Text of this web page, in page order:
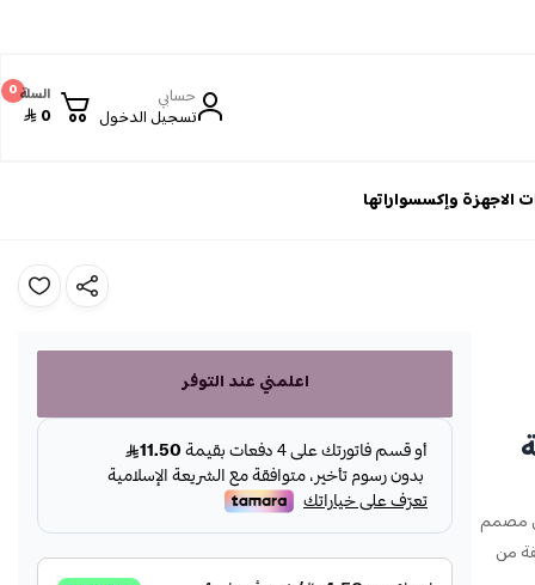
حسابي
تسجيل الدخول
0السلة
0
الاجهزة وإكسسواراتها
مصمم
من
اعلمني عند التوفر